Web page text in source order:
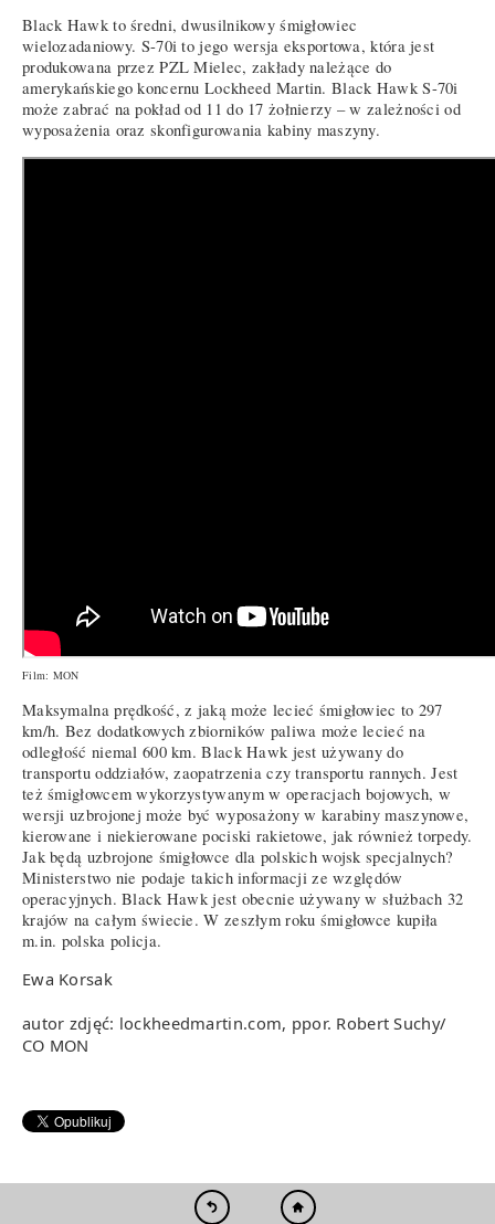
Black Hawk to średni, dwusilnikowy śmigłowiec
wielozadaniowy. S-70i to jego wersja eksportowa, która jest
produkowana przez PZL Mielec, zakłady należące do
amerykańskiego koncernu Lockheed Martin. Black Hawk S-70i
może zabrać na pokład od 11 do 17 żołnierzy – w zależności od
wyposażenia oraz skonfigurowania kabiny maszyny.
Film: MON
Maksymalna prędkość, z jaką może lecieć śmigłowiec to 297
km/h. Bez dodatkowych zbiorników paliwa może lecieć na
odległość niemal 600 km. Black Hawk jest używany do
transportu oddziałów, zaopatrzenia czy transportu rannych. Jest
też śmigłowcem wykorzystywanym w operacjach bojowych, w
wersji uzbrojonej może być wyposażony w karabiny maszynowe,
kierowane i niekierowane pociski rakietowe, jak również torpedy.
Jak będą uzbrojone śmigłowce dla polskich wojsk specjalnych?
Ministerstwo nie podaje takich informacji ze względów
operacyjnych. Black Hawk jest obecnie używany w służbach 32
krajów na całym świecie. W zeszłym roku śmigłowce kupiła
m.in. polska policja.
Ewa Korsak
autor zdjęć: lockheedmartin.com, ppor. Robert Suchy/
CO MON